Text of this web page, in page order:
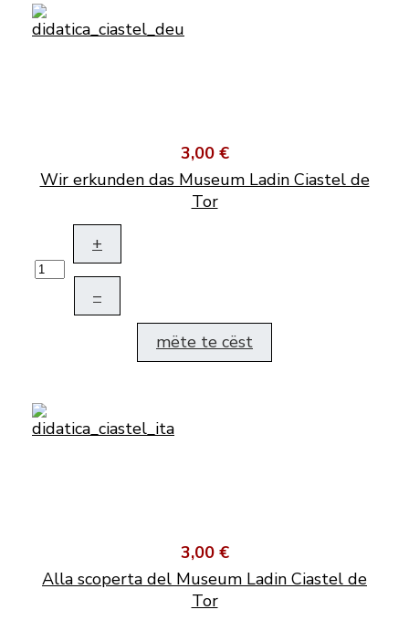
3,00 €
Wir erkunden das Museum Ladin Ciastel de
Tor
+
–
mëte te cëst
3,00 €
Alla scoperta del Museum Ladin Ciastel de
Tor